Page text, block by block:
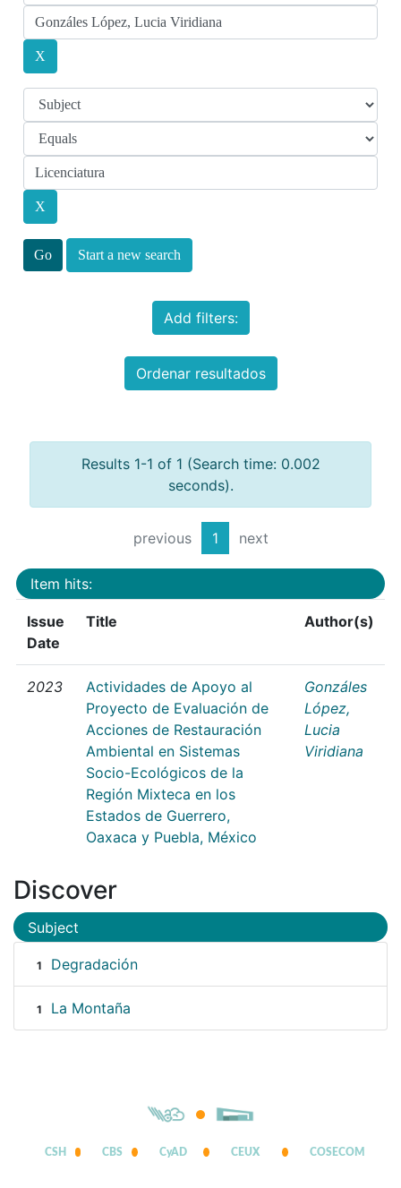
Start a new search
Add filters:
Ordenar resultados
Results 1-1 of 1 (Search time: 0.002
seconds).
previous 1 next
Item hits:
Issue
Date
Title Author(s)
2023
Actividades de Apoyo al
Proyecto de Evaluación de
Acciones de Restauración
Ambiental en Sistemas
Socio-Ecológicos de la
Región Mixteca en los
Estados de Guerrero,
Oaxaca y Puebla, México
Gonzáles
López,
Lucia
Viridiana
Discover
Subject
1 Degradación
1 La Montaña
CSH CBS CyAD CEUX COSECOM